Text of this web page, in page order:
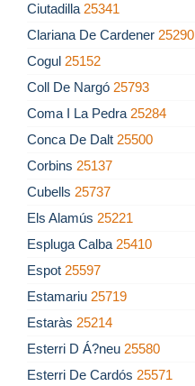
Ciutadilla 25341
Clariana De Cardener 25290
Cogul 25152
Coll De Nargó 25793
Coma I La Pedra 25284
Conca De Dalt 25500
Corbins 25137
Cubells 25737
Els Alamús 25221
Espluga Calba 25410
Espot 25597
Estamariu 25719
Estaràs 25214
Esterri D Á?neu 25580
Esterri De Cardós 25571